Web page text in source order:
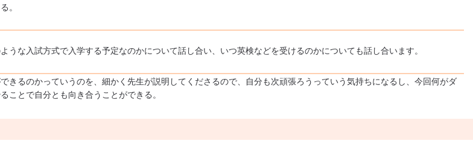
。
な入試方式で入学する予定なのかについて話し合い、いつ英検などを受けるのかについても話し合います。
るのかっていうのを、細かく先生が説明してくださるので、自分も次頑張ろうっていう気持ちになるし、今回何がダ
ことで自分とも向き合うことができる。